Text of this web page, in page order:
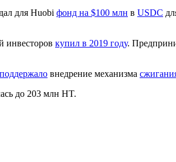
для Huobi фонд на $100 млн в USDC
инвесторов купил в 2019 году.
поддержало внедрение механизма
до 203 млн HT.